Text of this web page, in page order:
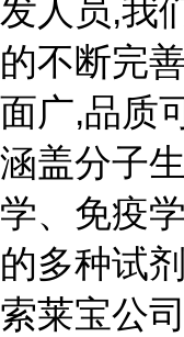
发人员,我
的不断完
面广,品质
涵盖分子
学、免疫
的多种试
索莱宝公